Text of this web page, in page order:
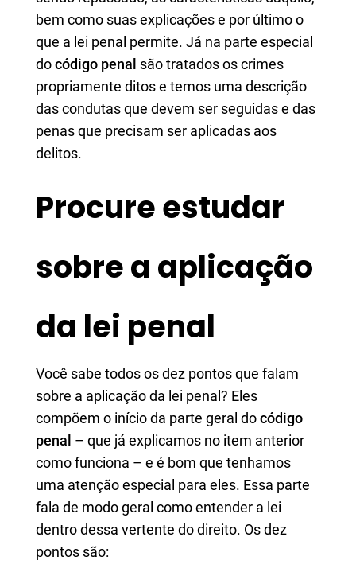
bem como suas explicações e por último o
que a lei penal permite. Já na parte especial
docódigo penal são tratados os crimes
propriamente ditos e temos uma descrição
das condutas que devem ser seguidas e das
penas que precisam ser aplicadas aos
delitos.
Procure estudar
sobre a aplicação
da lei penal
Você sabe todos os dez pontos que falam
sobre a aplicação da lei penal? Eles
compõem o início da parte geral docódigo
penal – que já explicamos no item anterior
como funciona – e é bom que tenhamos
uma atenção especial para eles. Essa parte
fala de modo geral como entender a lei
dentro dessa vertente do direito. Os dez
pontos são: